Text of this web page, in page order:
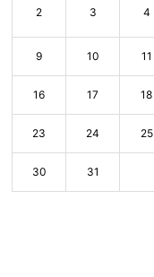
2 3 4
9 10 11
16 17 18
23 24 25
30 31